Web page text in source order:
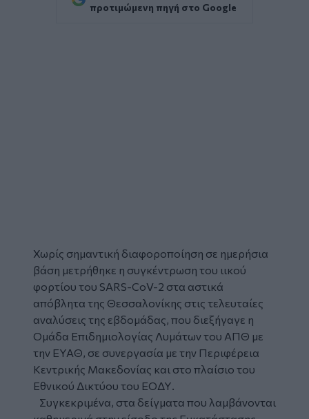
προτιμώμενη πηγή στο Google
Χωρίς σημαντική διαφοροποίηση σε ημερήσια
βάση μετρήθηκε η συγκέντρωση του ιικού
φορτίου του SARS-CoV-2 στα αστικά
απόβλητα της Θεσσαλονίκης στις τελευταίες
αναλύσεις της εβδομάδας, που διεξήγαγε η
Ομάδα Επιδημιολογίας Λυμάτων του ΑΠΘ με
την ΕΥΑΘ, σε συνεργασία με την Περιφέρεια
Κεντρικής Μακεδονίας και στο πλαίσιο του
Εθνικού Δικτύου του ΕΟΔΥ.
Συγκεκριμένα, στα δείγματα που λαμβάνονται